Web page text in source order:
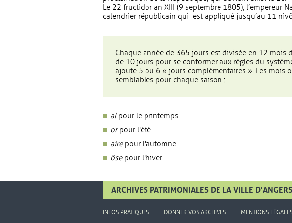
Le 22 fructidor an XIII (9 septembre 1805), l’empereur
calendrier républicain qui est appliqué jusqu’au 11
Chaque année de 365 jours est divisée en 12 mois
de 10 jours pour se conformer aux règles du
ajoute 5 ou 6 « jours complémentaires ». Les mois
semblables pour chaque saison :
alpour le printemps
orpour l'été
airepour l'automne
ôsepour l'hiver
ARCHIVES PATRIMONIALES DE LA VILLE D'ANGERS
INFOS PRATIQUES DONNER VOS ARCHIVES MENTIONS LÉGALES